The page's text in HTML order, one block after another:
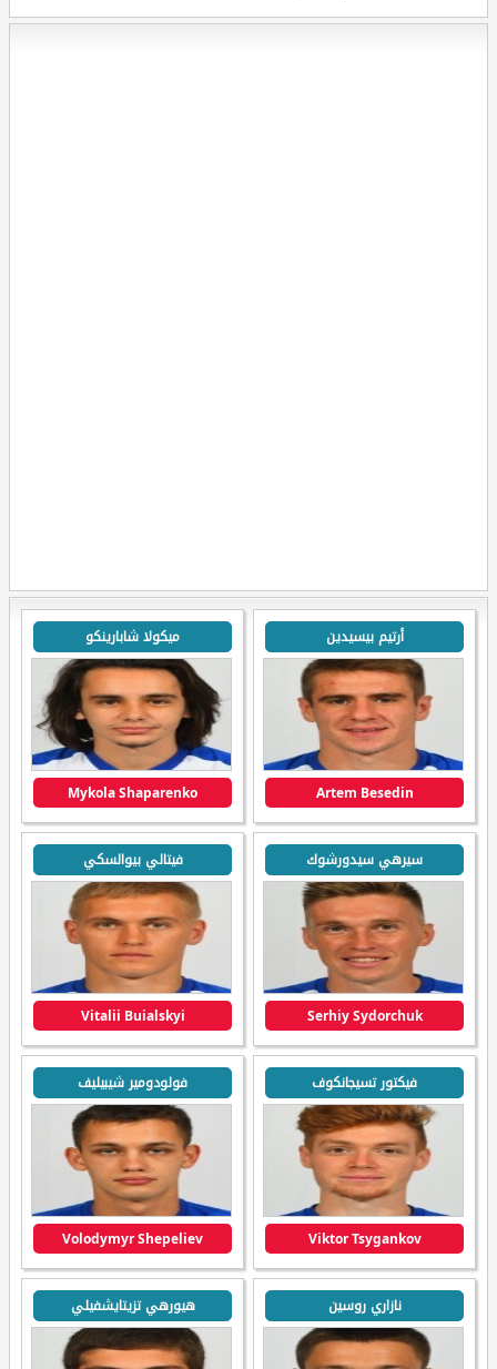
أرتيم بيسيدين
Artem Besedin
ميكولا شابارينكو
Mykola Shaparenko
سيرهي سيدورشوك
Serhiy Sydorchuk
فيتالي بيوالسكي
Vitalii Buialskyi
فيكتور تسيجانكوف
Viktor Tsygankov
فولودومير شيبيليف
Volodymyr Shepeliev
نازاري روسين هيورهي تزيتايشفيلي